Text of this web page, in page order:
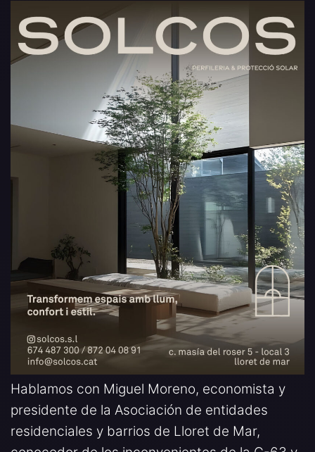
Hablamos con Miguel Moreno, economista y
presidente de la Asociación de entidades
residenciales y barrios de Lloret de Mar,